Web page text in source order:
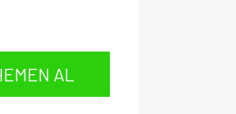
AL